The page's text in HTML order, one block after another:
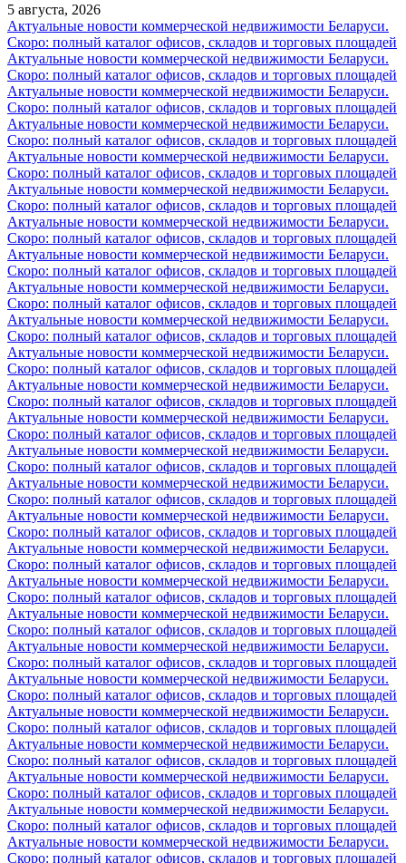
5 августа, 2026
Актуальные новости коммерческой недвижимости Беларуси.
Скоро: полный каталог офисов, складов и торговых площадей
Актуальные новости коммерческой недвижимости Беларуси.
Скоро: полный каталог офисов, складов и торговых площадей
Актуальные новости коммерческой недвижимости Беларуси.
Скоро: полный каталог офисов, складов и торговых площадей
Актуальные новости коммерческой недвижимости Беларуси.
Скоро: полный каталог офисов, складов и торговых площадей
Актуальные новости коммерческой недвижимости Беларуси.
Скоро: полный каталог офисов, складов и торговых площадей
Актуальные новости коммерческой недвижимости Беларуси.
Скоро: полный каталог офисов, складов и торговых площадей
Актуальные новости коммерческой недвижимости Беларуси.
Скоро: полный каталог офисов, складов и торговых площадей
Актуальные новости коммерческой недвижимости Беларуси.
Скоро: полный каталог офисов, складов и торговых площадей
Актуальные новости коммерческой недвижимости Беларуси.
Скоро: полный каталог офисов, складов и торговых площадей
Актуальные новости коммерческой недвижимости Беларуси.
Скоро: полный каталог офисов, складов и торговых площадей
Актуальные новости коммерческой недвижимости Беларуси.
Скоро: полный каталог офисов, складов и торговых площадей
Актуальные новости коммерческой недвижимости Беларуси.
Скоро: полный каталог офисов, складов и торговых площадей
Актуальные новости коммерческой недвижимости Беларуси.
Скоро: полный каталог офисов, складов и торговых площадей
Актуальные новости коммерческой недвижимости Беларуси.
Скоро: полный каталог офисов, складов и торговых площадей
Актуальные новости коммерческой недвижимости Беларуси.
Скоро: полный каталог офисов, складов и торговых площадей
Актуальные новости коммерческой недвижимости Беларуси.
Скоро: полный каталог офисов, складов и торговых площадей
Актуальные новости коммерческой недвижимости Беларуси.
Скоро: полный каталог офисов, складов и торговых площадей
Актуальные новости коммерческой недвижимости Беларуси.
Скоро: полный каталог офисов, складов и торговых площадей
Актуальные новости коммерческой недвижимости Беларуси.
Скоро: полный каталог офисов, складов и торговых площадей
Актуальные новости коммерческой недвижимости Беларуси.
Скоро: полный каталог офисов, складов и торговых площадей
Актуальные новости коммерческой недвижимости Беларуси.
Скоро: полный каталог офисов, складов и торговых площадей
Актуальные новости коммерческой недвижимости Беларуси.
Скоро: полный каталог офисов, складов и торговых площадей
Актуальные новости коммерческой недвижимости Беларуси.
Скоро: полный каталог офисов, складов и торговых площадей
Актуальные новости коммерческой недвижимости Беларуси.
Скоро: полный каталог офисов, складов и торговых площадей
Актуальные новости коммерческой недвижимости Беларуси.
Скоро: полный каталог офисов, складов и торговых площадей
Актуальные новости коммерческой недвижимости Беларуси.
Скоро: полный каталог офисов, складов и торговых площадей